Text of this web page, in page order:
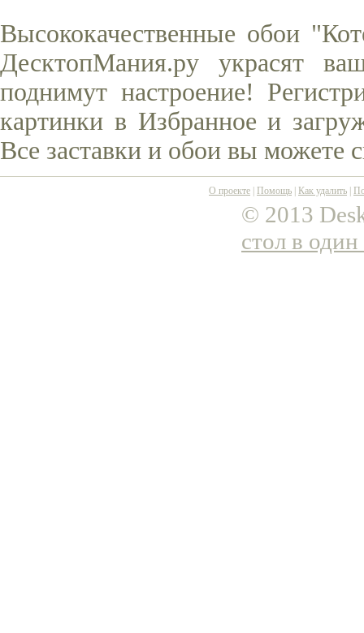
Высококачественные обои
ДесктопМания.ру украсят
поднимут настроение!
картинки в Избранное и
Все заставки и обои вы можете
О проекте Помощь Как удалить
© 2013
стол в